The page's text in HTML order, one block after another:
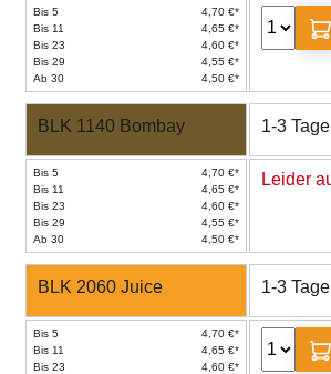
Bis 5
4,70 €*
Bis 11
4,65 €*
Bis 23
4,60 €*
Bis 29
4,55 €*
Ab 30
4,50 €*
BLK 1140 Bombay 1-3 Tage
Bis 5
4,70 €*
Bis 11
4,65 €*
Bis 23
4,60 €*
Bis 29
4,55 €*
Ab 30
4,50 €*
Leider
BLK 2060 Juice 1-3 Tage
Bis 5
4,70 €*
Bis 11
4,65 €*
Bis 23
4,60 €*